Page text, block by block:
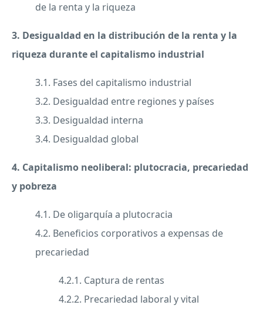
de la renta y la riqueza
3. Desigualdad en la distribución de la renta y la
riqueza durante el capitalismo industrial
3.1. Fases del capitalismo industrial
3.2. Desigualdad entre regiones y países
3.3. Desigualdad interna
3.4. Desigualdad global
4. Capitalismo neoliberal: plutocracia, precariedad
y pobreza
4.1. De oligarquía a plutocracia
4.2. Beneficios corporativos a expensas de
precariedad
4.2.1. Captura de rentas
4.2.2. Precariedad laboral y vital